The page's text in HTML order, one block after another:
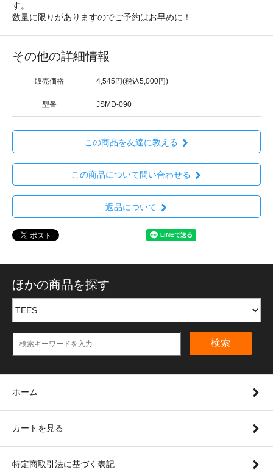
す。
数量に限りがありますのでご予約はお早めに！
その他の詳細情報
販売価格 4,545円(税込5,000円)
型番 JSMD-090
この商品を友達に教える
この商品について問い合わせる
返品について
ほかの商品を探す
検索
ホーム
カートを見る
特定商取引法に基づく表記